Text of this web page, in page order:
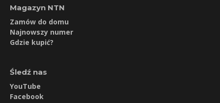
Magazyn NTN
Zamów do domu
Najnowszy numer
Gdzie kupić?
Śledź nas
YouTube
Facebook